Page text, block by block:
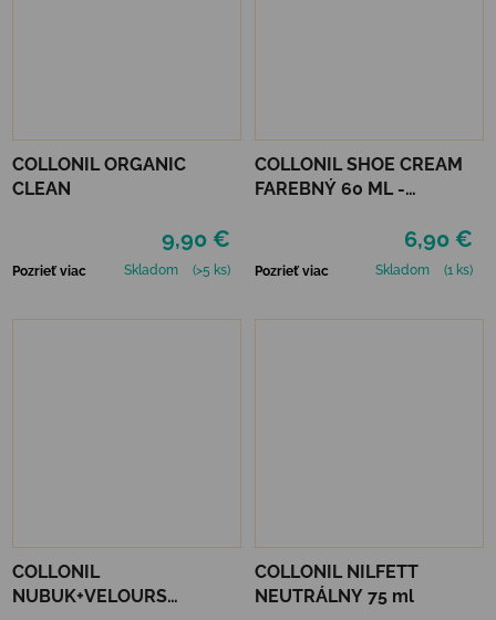
COLLONIL ORGANIC
CLEAN
9,90 €
Pozrieť viac Skladom (>5 ks)
COLLONIL SHOE CREAM
FAREBNÝ 60 ML -
6,90 €
Pozrieť viac Skladom (1 ks)
COLLONIL
NUBUK+VELOURS
COLLONIL NILFETT
NEUTRÁLNY 75 ml